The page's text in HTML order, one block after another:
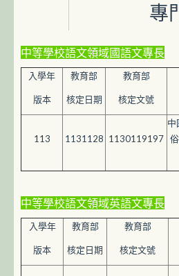
專
中等學校語文領域國語文專長
入學年
版本
教育部
核定日期
教育部
核定文號
113 1131128 1130119197
中
中等學校語文領域英語文專長
入學年
版本
教育部
核定日期
教育部
核定文號